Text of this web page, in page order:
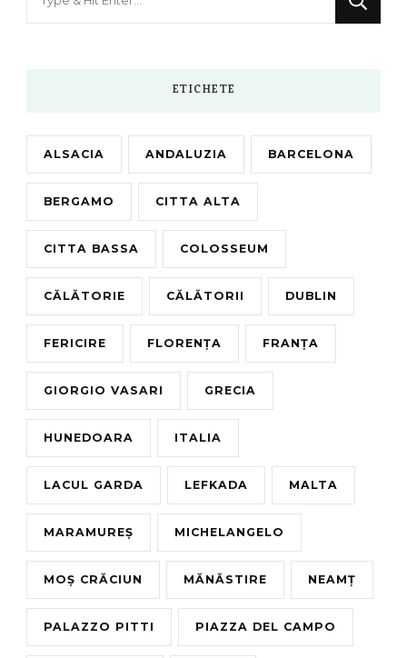
ETICHETE
ALSACIA ANDALUZIA BARCELONA
BERGAMO CITTA ALTA
CITTA BASSA COLOSSEUM
CĂLĂTORIE CĂLĂTORII DUBLIN
FERICIRE FLORENȚA FRANȚA
GIORGIO VASARI GRECIA
HUNEDOARA ITALIA
LACUL GARDA LEFKADA MALTA
MARAMUREȘ MICHELANGELO
MOȘ CRĂCIUN MĂNĂSTIRE NEAMȚ
PALAZZO PITTI PIAZZA DEL CAMPO